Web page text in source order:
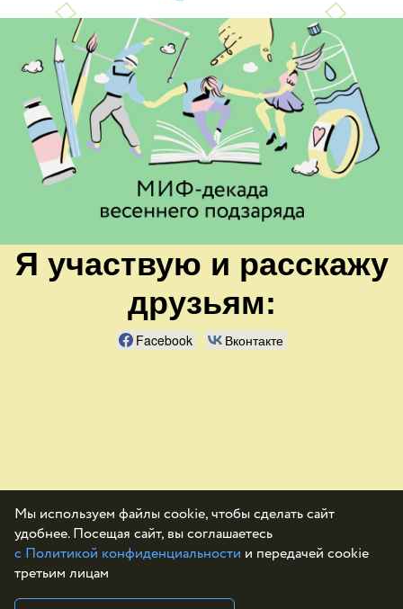
Я участвую и расскажу
друзьям:
Facebook Вконтакте
Мы используем файлы cookie, чтобы сделать сайт
удобнее. Посещая сайт, вы соглашаетесь
с Политикой конфиденциальности и передачей cookie
третьим лицам